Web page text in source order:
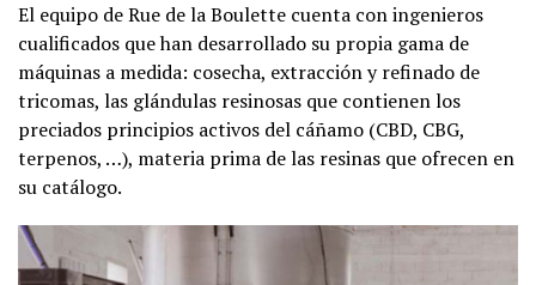
El equipo de Rue de la Boulette cuenta con ingenieros
cualificados que han desarrollado su propia gama de
máquinas a medida: cosecha, extracción y refinado de
tricomas, las glándulas resinosas que contienen los
preciados principios activos del cáñamo (CBD, CBG,
terpenos, …), materia prima de las resinas que ofrecen en
su catálogo.